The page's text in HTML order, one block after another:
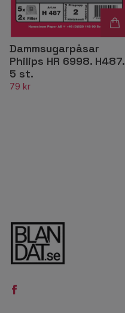
Dammsugarpåsar
Philips HR 6998. H487.
5 st.
79 kr